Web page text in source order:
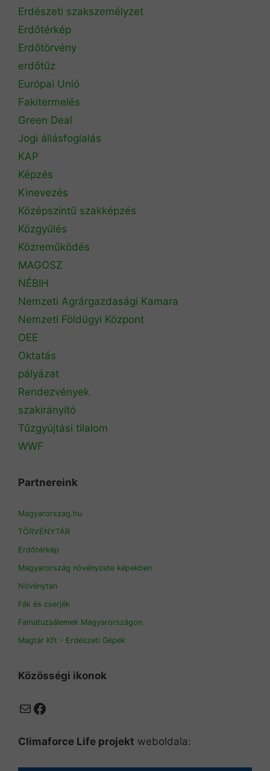
Erdészeti szakszemélyzet
Erdőtérkép
Erdőtörvény
erdőtűz
Európai Unió
Fakitermelés
Green Deal
Jogi állásfoglalás
KAP
Képzés
Kinevezés
Középszintű szakképzés
Közgyűlés
Közreműködés
MAGOSZ
NÉBIH
Nemzeti Agrárgazdasági Kamara
Nemzeti Földügyi Központ
OEE
Oktatás
pályázat
Rendezvények
szakirányító
Tűzgyújtási tilalom
WWF
Partnereink
Magyarorszag.hu
TÖRVÉNYTÁR
Erdőtérkép
Magyarország növényzete képekben
Növénytan
Fák és cserjék
Famatuzsálemek Magyarországon
Magtár Kft - Erdészeti Gépek
Közösségi ikonok
MailFacebook
Climaforce Life projekt weboldala: